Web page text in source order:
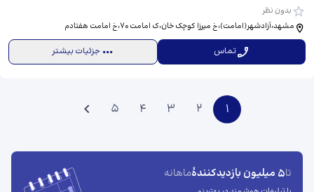
بدون نظر
مشهد،آزادشهر(امامت)،خ میرزا کوچک خان،ک امامت ۷۰،خ امامت هفتادم
تماس جزئیات بیشتر
1
2
3
4
5
تا5 میلیون بازدیدکنندهٔ ماهانه